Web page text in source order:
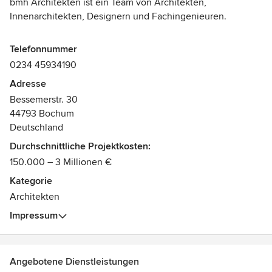
bmh Architekten ist ein Team von Architekten,
Innenarchitekten, Designern und Fachingenieuren.
Unsere Tätigkeitsschwerpunkte sind:
Innenarchitektur
Bauten für Industrie, Verwaltung und Medizin
Betreutes Wohnen und Pflege
Bauen im Bestand
Projektentwicklung
Wunsch alle notwendigen Planungsleistungen aus einer
Hand.
Die Projekte unterlagen allesamt strengen wirtschaftlichen,
Telefonnummer
0234 45934190
Adresse
Bessemerstr. 30
44793 Bochum
Deutschland
Durchschnittliche Projektkosten:
150.000 – 3 Millionen €
Kategorie
Architekten
Impressum
Angebotene Dienstleistungen